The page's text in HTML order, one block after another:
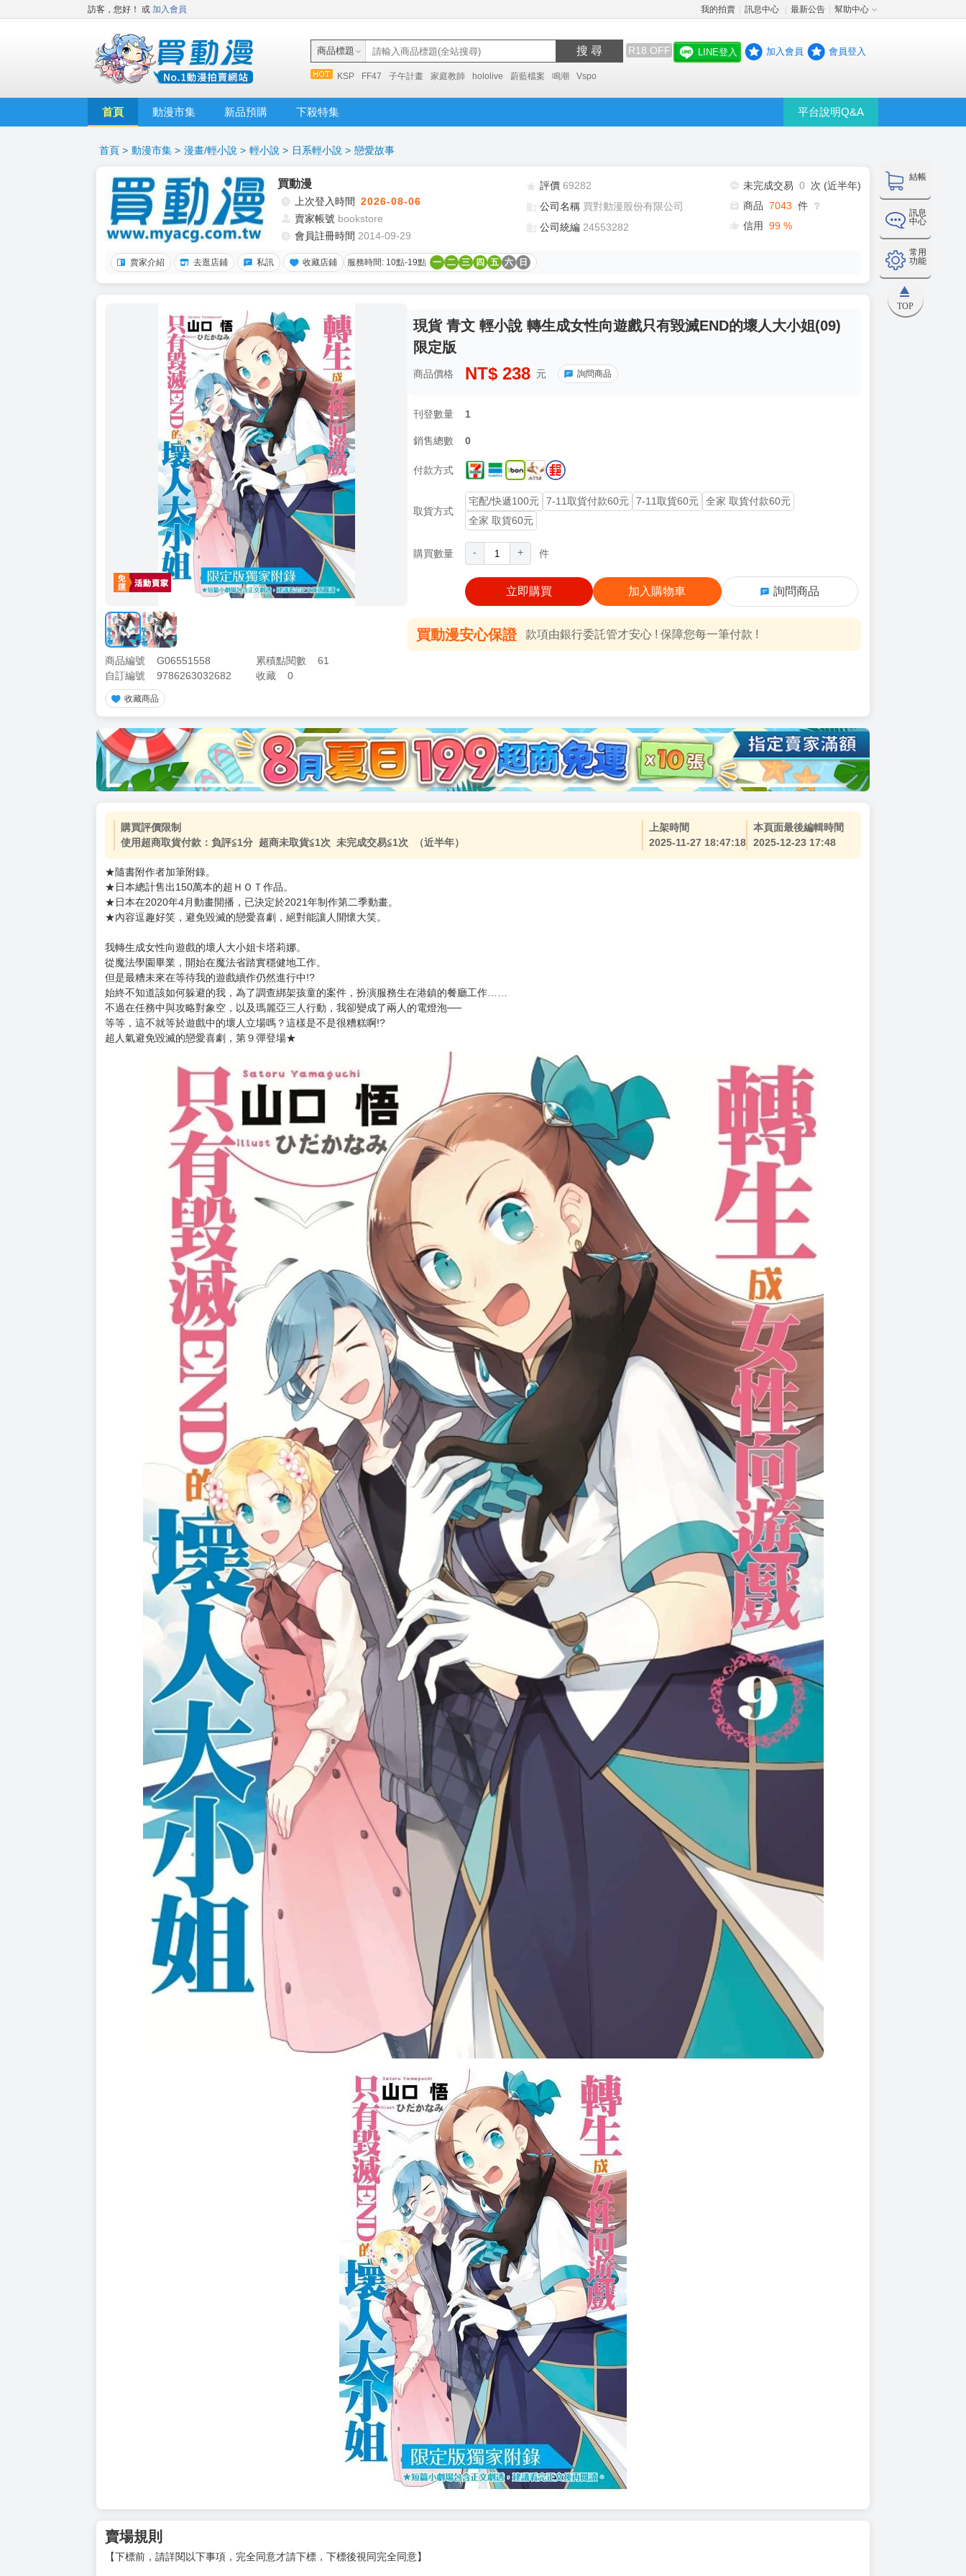
訪客，您好！ 或 加入會員 我的拍賣 訊息中心 最新公告 幫助中心
商品標題 搜 尋 R18 OFF
KSP FF47 子午計畫 家庭教師 hololive 蔚藍檔案 鳴潮 Vspo
LINE登入 加入會員 會員登入
首頁 動漫市集 新品預購 下殺特集 平台說明Q&A
結帳
訊息
中心
常用
功能
TOP
首頁 > 動漫市集 > 漫畫/輕小說 > 輕小說 > 日系輕小說 > 戀愛故事
買動漫
上次登入時間 2026-08-06
賣家帳號 bookstore
會員註冊時間 2014-09-29
評價 69282
公司名稱 買對動漫股份有限公司
公司統編 24553282
未完成交易 0
次 (近半年)
商品 7043 件 ❔
信用 99 %
賣家介紹 去逛店鋪 私訊 收藏店鋪 服務時間: 10點-19點 一 二 三 四 五 六 日
商品編號 G06551558 累積點閱數
61
自訂編號
9786263032682 收藏 0
收藏商品
現貨 青文 輕小說 轉生成女性向遊戲只有毀滅END的壞人大小姐(09)
限定版
商品價格 NT$ 238 元 詢問商品
刊登數量 1
銷售總數 0
付款方式
取貨方式
宅配/快遞100元 7-11取貨付款60元 7-11取貨60元
全家 取貨付款60元
全家 取貨60元
購買數量 - + 件
立即購買 加入購物車 詢問商品
買動漫安心保證 款項由銀行委託管才安心 ! 保障您每一筆付款 !
加價購 ( 共
(加購品) 買動漫★《$15元-加固紙箱包裝》
-
+
購買評價限制
使用超商取貨付款：負評≦1分 超商未取貨≦1次 未完成交易≦1次 （近半年）
★隨書附作者加筆附錄。
★日本總計售出150萬本的超ＨＯＴ作品。
★內容逗趣好笑，避免毀滅的戀愛喜劇，絕對能讓人開懷大笑。
我轉生成女性向遊戲的壞人大小姐卡塔莉娜。
從魔法學園畢業，開始在魔法省踏實穩健地工作。
但是最糟未來在等待我的遊戲續作仍然進行中!?
始終不知道該如何躲避的我，為了調查綁架孩童的案件，扮演服務生在港鎮的餐廳工作……
不過在任務中與攻略對象空，以及瑪麗亞三人行動，我卻變成了兩人的電燈泡──
等等，這不就等於遊戲中的壞人立場嗎？這樣是不是很糟糕啊!?
超人氣避免毀滅的戀愛喜劇，第９彈登場★